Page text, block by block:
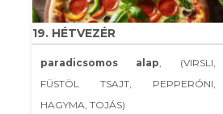
19. HÉTVEZÉR
paradicsomos alap, (VIRSLI,
FÜSTÖL TSAJT, PEPPERÓNI,
HAGYMA, TOJÁS)